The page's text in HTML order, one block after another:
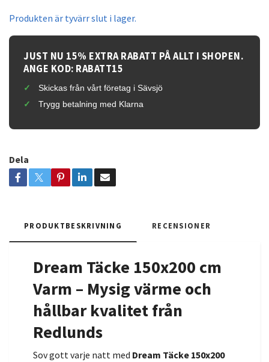
Produkten är tyvärr slut i lager.
JUST NU 15% EXTRA RABATT PÅ ALLT I SHOPEN.
ANGE KOD: RABATT15
Skickas från vårt företag i Sävsjö
Trygg betalning med Klarna
Dela
PRODUKTBESKRIVNING RECENSIONER
Dream Täcke 150x200 cm
Varm – Mysig värme och
hållbar kvalitet från
Redlunds
Sov gott varje natt med Dream Täcke 150x200